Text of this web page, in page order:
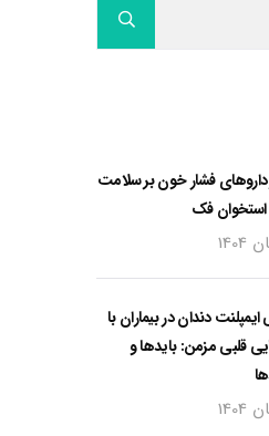
داروهای فشار خون بر سلامت
استخوان فک
ایمپلنت دندان در بیماران با
قلبی مزمن: بایدها و